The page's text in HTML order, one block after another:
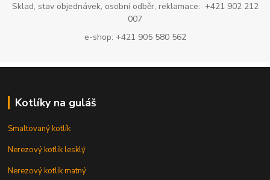
Sklad, stav objednávek, osobní odběr, reklamace: +421 902 212
007
e-shop: +421 905 580 562
Kotlíky na guláš
Smaltovaný kotlík
Nerezový kotlík lesklý
Nerezový kotlík matný